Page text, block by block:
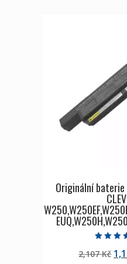
Originální
4.50
z 5
2,107Kč